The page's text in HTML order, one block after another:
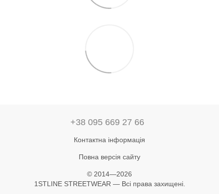
+38 095 669 27 66
Контактна інформація
Повна версія сайту
© 2014—2026
1STLINE STREETWEAR — Всі права захищені.